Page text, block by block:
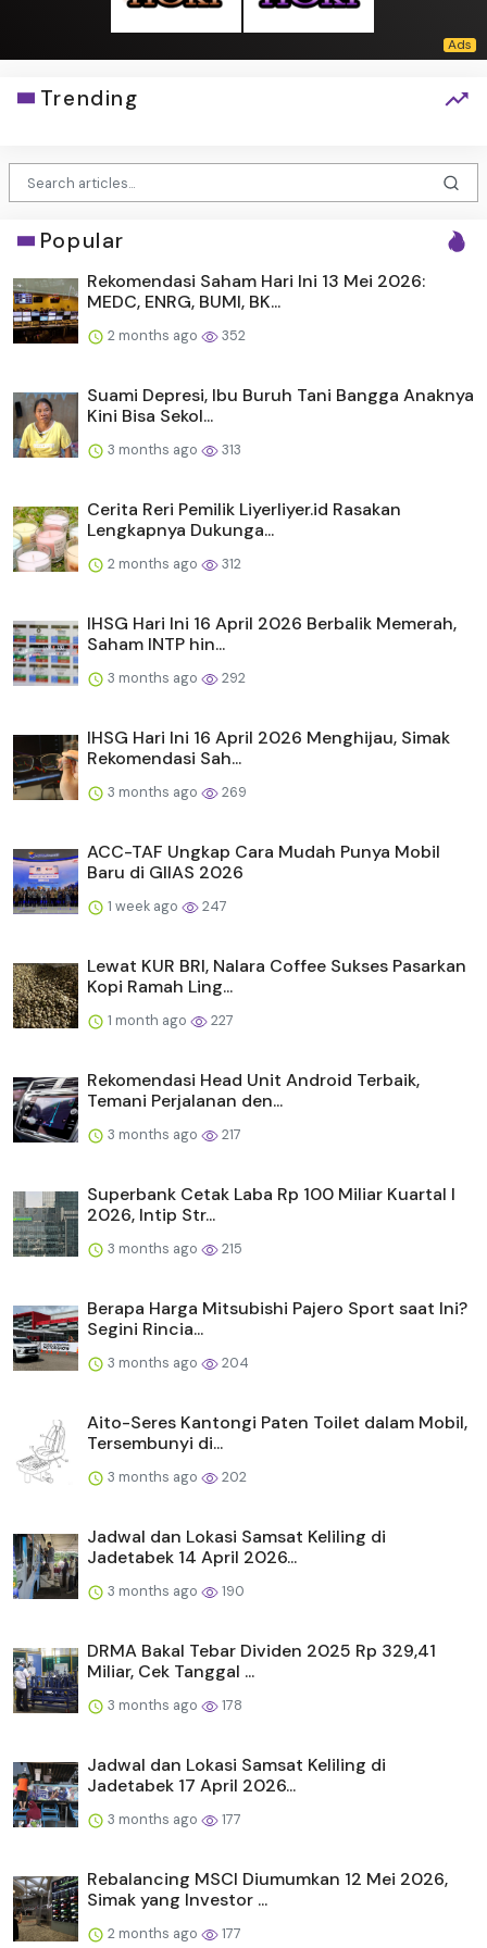
Trending
Popular
Rekomendasi Saham Hari Ini 13 Mei 2026:
MEDC, ENRG, BUMI, BK...
2 months ago 352
Suami Depresi, Ibu Buruh Tani Bangga Anaknya
Kini Bisa Sekol...
3 months ago 313
Cerita Reri Pemilik Liyerliyer.id Rasakan
Lengkapnya Dukunga...
2 months ago 312
IHSG Hari Ini 16 April 2026 Berbalik Memerah,
Saham INTP hin...
3 months ago 292
IHSG Hari Ini 16 April 2026 Menghijau, Simak
Rekomendasi Sah...
3 months ago 269
ACC-TAF Ungkap Cara Mudah Punya Mobil
Baru di GIIAS 2026
1 week ago 247
Lewat KUR BRI, Nalara Coffee Sukses Pasarkan
Kopi Ramah Ling...
1 month ago 227
Rekomendasi Head Unit Android Terbaik,
Temani Perjalanan den...
3 months ago 217
Superbank Cetak Laba Rp 100 Miliar Kuartal I
2026, Intip Str...
3 months ago 215
Berapa Harga Mitsubishi Pajero Sport saat Ini?
Segini Rincia...
3 months ago 204
Aito-Seres Kantongi Paten Toilet dalam Mobil,
Tersembunyi di...
3 months ago 202
Jadwal dan Lokasi Samsat Keliling di
Jadetabek 14 April 2026...
3 months ago 190
DRMA Bakal Tebar Dividen 2025 Rp 329,41
Miliar, Cek Tanggal ...
3 months ago 178
Jadwal dan Lokasi Samsat Keliling di
Jadetabek 17 April 2026...
3 months ago 177
Rebalancing MSCI Diumumkan 12 Mei 2026,
Simak yang Investor ...
2 months ago 177